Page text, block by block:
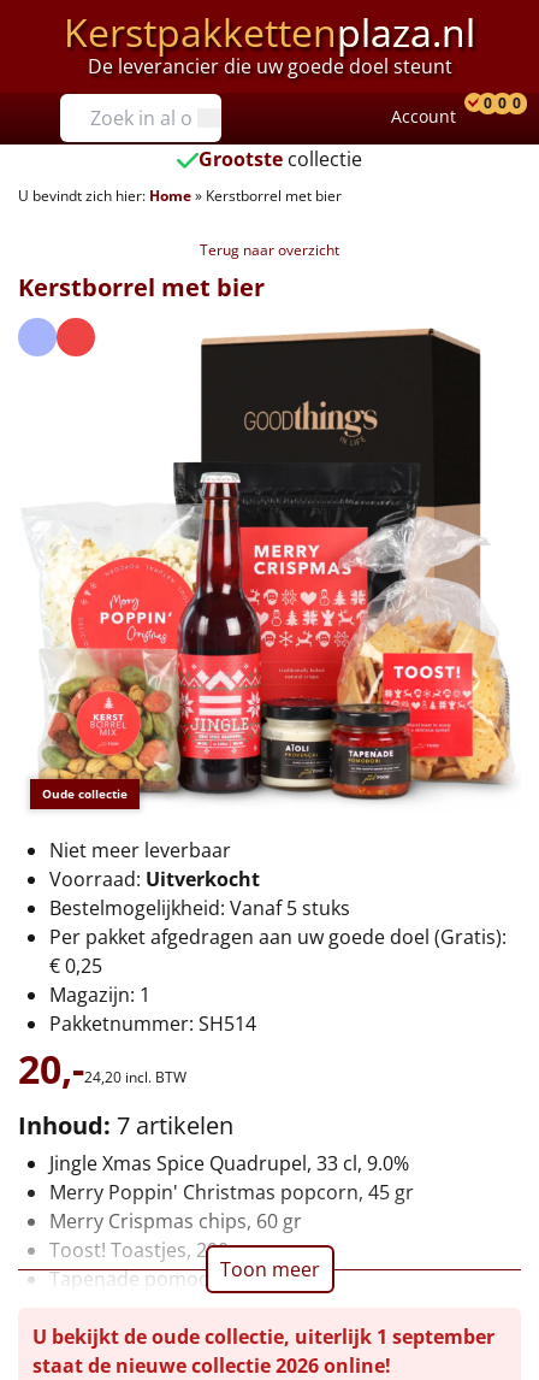
Kerstpakkettenplaza.nl
De leverancier die uw goede doel steunt
Prijzen
Tot €25
€25 tot €35
€40 tot €45
€75 tot €100
€100 en hoger
Alle kerstpakketten 2026
Thema
Origineel
Luxe
Mannen
Vrouwen
Duurzaam
Leuke
Goedkope
Uniek
Artikel
Account
0 0 0
Grootste collectie
U bevindt zich hier: Home» Kerstborrel met bier
Terug naar overzicht
Oude collectie
Kerstborrel met bier
Niet meer leverbaar
Voorraad: Uitverkocht
Bestelmogelijkheid: Vanaf 5 stuks
Per pakket afgedragen aan uw goede doel (Gratis):
€ 0,25
Magazijn: 1
Pakketnummer: SH514
20,-24,20 incl. BTW
Inhoud: 7 artikelen
Jingle Xmas Spice Quadrupel, 33 cl, 9.0%
Merry Poppin' Christmas popcorn, 45 gr
Merry Crispmas chips, 60 gr
Toost! Toastjes, 200 gr
Tapenade pomodori.106 ml
Kerst borrelmix noten, 140 gr
Verpakt in een geschenkddoos
Toon meer
U bekijkt de oude collectie, uiterlijk 1 september
staat de nieuwe collectie 2026 online!